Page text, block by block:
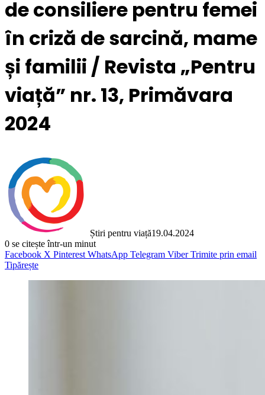
de consiliere pentru femei
în criză de sarcină, mame
și familii / Revista „Pentru
viață” nr. 13, Primăvara
2024
Știri pentru viață19.04.2024
0 se citește într-un minut
Facebook X Pinterest WhatsApp Telegram Viber Trimite prin email
Tipărește